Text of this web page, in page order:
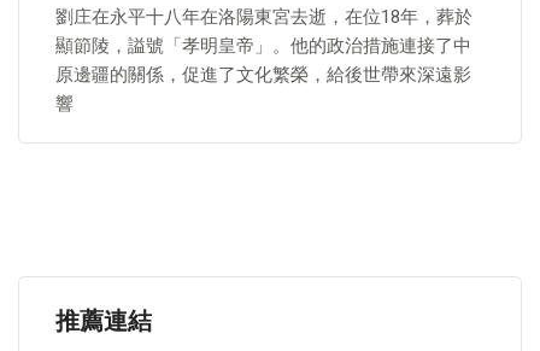
劉庄在永平十八年在洛陽東宮去逝，在位18年，葬於
顯節陵，謚號「孝明皇帝」。他的政治措施連接了中
原邊疆的關係，促進了文化繁榮，給後世帶來深遠影
響
推薦連結